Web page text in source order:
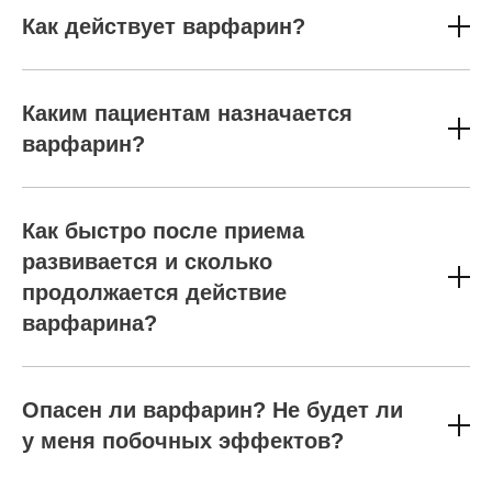
Как действует варфарин?
Каким пациентам назначается
варфарин?
Как быстро после приема
развивается и сколько
продолжается действие
варфарина?
Опасен ли варфарин? Не будет ли
у меня побочных эффектов?